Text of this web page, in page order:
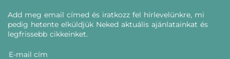
Add meg email címed és iratkozz fel hírlevelünkre, mi
pedig hetente elküldjük Neked aktuális ajánlatainkat és
legfrissebb cikkeinket.